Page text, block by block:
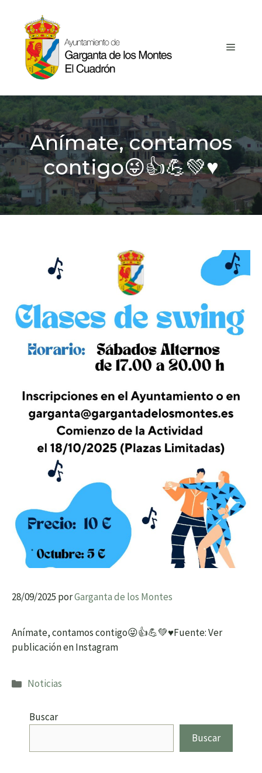
contenido
Anímate, contamos
contigo😜👍💪💚♥️
28/09/2025 porGarganta de los Montes
Anímate, contamos contigo😜👍💪💚♥️Fuente: Ver
publicación en Instagram
Categorías
Noticias
Buscar
Buscar